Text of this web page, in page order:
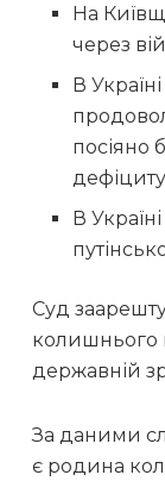
На
через
В
посіяно
В
Суд
колишнього
державній
За даними
є родина